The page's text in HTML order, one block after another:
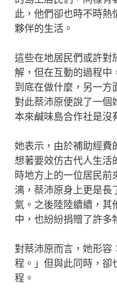
此，他們卻也時不時熱
夥伴的生活。
這些在地居民們或許對
解，但在互動的過程中
到底在做什麼，另一方
對此蔡沛原便說了一個
本來鹹味島合作社是沒
她表示，由於補助經費
想著要效仿古代人生活
時地方上的一位居民前
漓，蔡沛原身上更是長
氣。之後陸陸續續，其
中，也紛紛捐贈了許多
對蔡沛原而言，她形容
程。」但與此同時，卻
程。